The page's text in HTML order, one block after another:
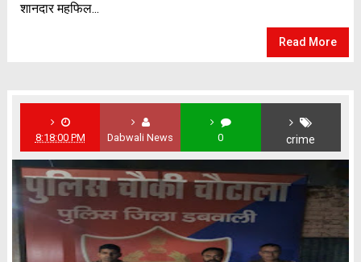
शानदार महफिल...
Read More
8:18:00 PM Dabwali News 0 crime